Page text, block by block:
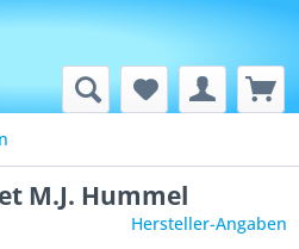
M.J. Hummel
Hersteller-Angaben